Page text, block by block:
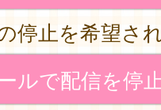
停止を希望さ
ルで配信を停